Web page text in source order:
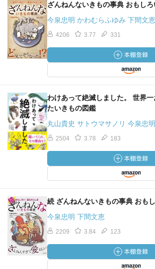
ざんねんないきもの事典 おもし
今泉忠明 かわむらふゆみ 下間文
4206 3.77 331
わけあって絶滅しました。 世界
たいきもの図鑑
丸山貴史 サトウマサノリ 今泉忠明
2504 3.78 183
続 ざんねんないきもの事典 おも
今泉忠明 下間文恵
2209 3.84 123